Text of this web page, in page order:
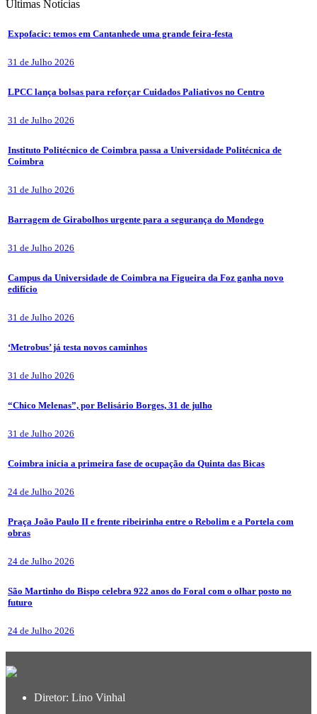
Últimas Notícias
Expofacic: temos em Cantanhede uma grande feira-festa
31 de Julho 2026
LPCC lança bolsas para reforçar Cuidados Paliativos no Centro
31 de Julho 2026
Instituto Politécnico de Coimbra passa a Universidade Politécnica de
Coimbra
31 de Julho 2026
Barragem de Girabolhos urgente para a segurança do Mondego
31 de Julho 2026
Campus da Universidade de Coimbra na Figueira da Foz ganha novo
edifício
31 de Julho 2026
‘Metrobus’ já testa novos caminhos
31 de Julho 2026
“Chico Melenas”, por Belisário Borges, 31 de julho
31 de Julho 2026
Coimbra inicia a primeira fase de ocupação da Quinta das Bicas
24 de Julho 2026
Praça João Paulo II e frente ribeirinha entre o Rebolim e a Portela com
obras
24 de Julho 2026
São Martinho do Bispo celebra 922 anos do Foral com o olhar posto no
futuro
24 de Julho 2026
Diretor: Lino Vinhal